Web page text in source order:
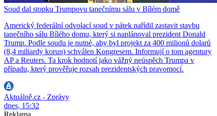
Soud dal stopku Trumpovu tanečnímu sálu v Bílém domě
Americký federální odvolací soud v pátek nařídil zastavit stavbu
tanečního sálu Bílého domu, který si naplánoval prezident Donald
Trump. Podle soudu je nutné, aby byl projekt za 400 milionů dolarů
(8,4 miliardy korun) schválen Kongresem. Informují o tom agentury
AP a Reuters. Ta krok hodnotí jako vážný neúspěch Trumpa v
případu, který prověřuje rozsah prezidentských pravomocí.
Aktuálně.cz - Zprávy
dnes, 15:32